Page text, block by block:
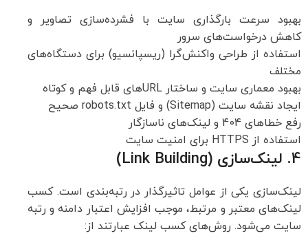
بهبود سرعت بارگذاری سایت با فشرده‌سازی تصاویر و
کاهش درخواست‌های سرور
استفاده از طراحی واکنش‌گرا (ریسپانسیو) برای دستگاه‌های
مختلف
بهبود معماری سایت و ساختار URLهای قابل فهم و کوتاه
ایجاد نقشه سایت (Sitemap) و فایل robots.txt صحیح
رفع خطاهای 404 و لینک‌های ناسازگار
استفاده از HTTPS برای امنیت سایت
4. لینک‌سازی (Link Building)
لینک‌سازی یکی از عوامل تاثیرگذار در رتبه‌بندی است. کسب
لینک‌های معتبر و مرتبط، موجب افزایش اعتبار دامنه و رتبه
سایت می‌شود. روش‌های کسب لینک عبارتند از: